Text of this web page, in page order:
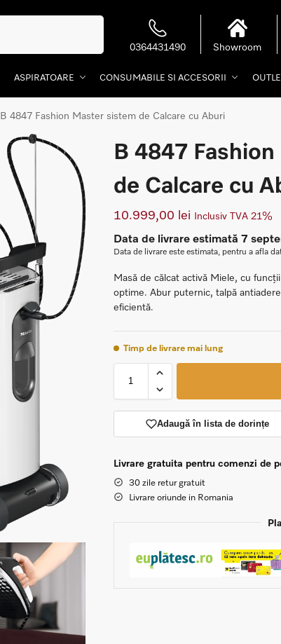
0364431490 Showroom
ASPIRATOARE CONSUMABILE SI ACCESORII
B 4847 Fashion Master sistem de Calcare cu Aburi
B 4847
de Calcare cu
10.999,00 lei Inclusiv TVA 21%
Data de livrare estimată 7
Data de livrare este estimata, pentru a afla
Masă de călcat activă Miele, cu
optime. Abur puternic, talpă
eficientă.
Timp de livrare mai lung
Adaugă în lista de dorințe
Livrare gratuita pentru comenzi de
30 zile retur gratuit
Livrare oriunde in Romania